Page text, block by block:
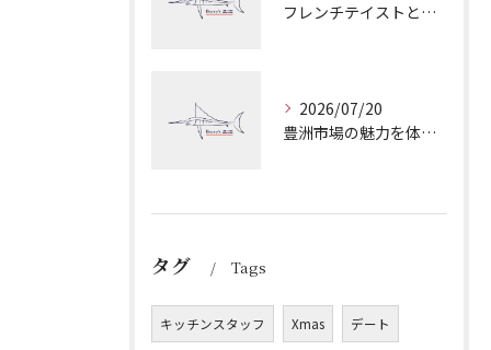
フレンチテイストとイタリアンが融合した東京都調布市入間町のコク深い料理とワイン体験ガイド
2026/07/20
豊洲市場の魅力を体感できる魚介とジビエとワインの極上マリアージュ完全ガイド
タグ Tags
キッチンスタッフ Xmas デート